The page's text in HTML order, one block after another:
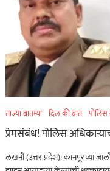
ताज्या बातम्या दिल की बात
प्रेमसंबंध! पोलिस
लखनौ (उत्तर प्रदेश): कानपूरच्या